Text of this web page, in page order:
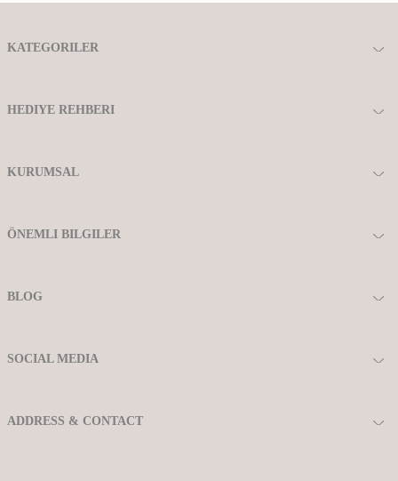
KATEGORILER
HEDIYE REHBERI
KURUMSAL
ÖNEMLI BILGILER
BLOG
SOCIAL MEDIA
ADDRESS & CONTACT